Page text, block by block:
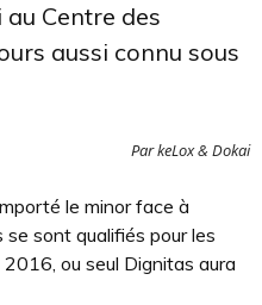
Centre des
aussi connu sous
Par keLox & Dokai
le minor face à
sont qualifiés pour les
ou seul Dignitas aura